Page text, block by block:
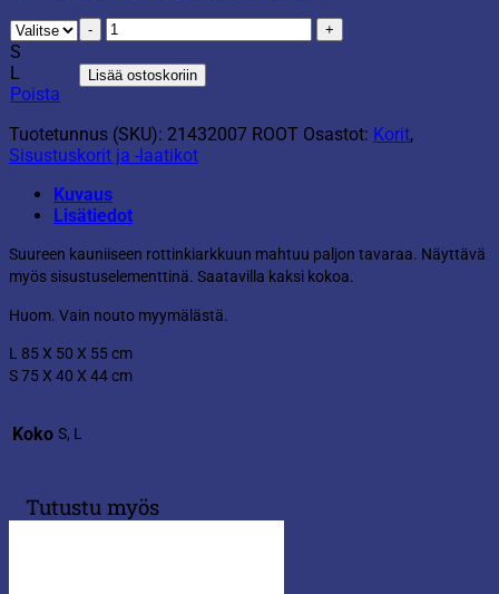
99,90 €
S
L
Poista
Rottinkiarkku
määrä
Lisää ostoskoriin
Tuotetunnus (SKU): 21432007 ROOT Osastot: Korit,
Sisustuskorit ja -laatikot
Kuvaus
Lisätiedot
Suureen kauniiseen rottinkiarkkuun mahtuu paljon tavaraa. Näyttävä
myös sisustuselementtinä. Saatavilla kaksi kokoa.
Huom. Vain nouto myymälästä.
L 85 X 50 X 55 cm
S 75 X 40 X 44 cm
Koko S, L
Tutustu myös